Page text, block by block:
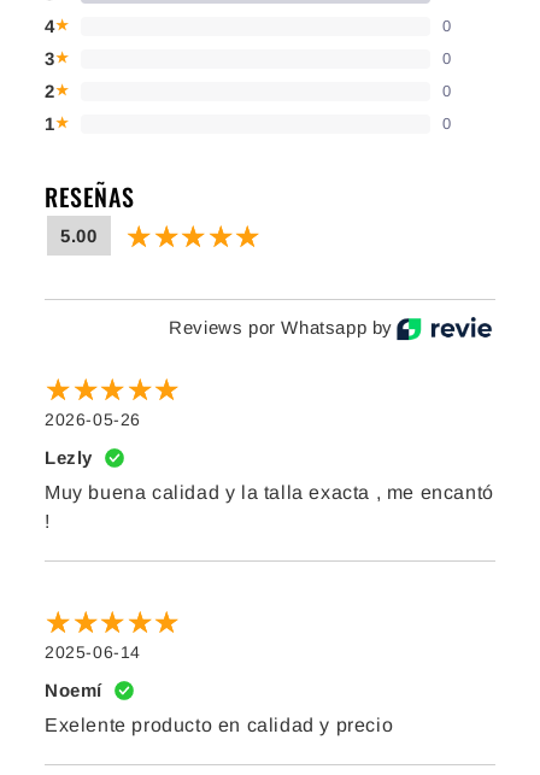
comprar con
4★ 0
3★ 0
2★ 0
1★ 0
RESEÑAS
5.00
Reviews por Whatsapp by
2026-05-26
Lezly
Muy buena calidad y la talla exacta , me encantó
!
2025-06-14
Noemí
Exelente producto en calidad y precio